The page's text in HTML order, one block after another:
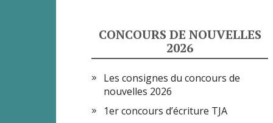
CONCOURS DE NOUVELLES
2026
Les consignes du concours de
nouvelles 2026
1er concours d’écriture TJA